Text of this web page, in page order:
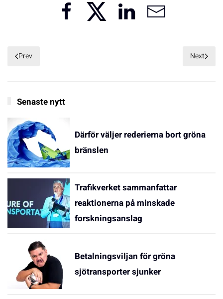
Prev Next
Senaste nytt
Därför väljer rederierna bort gröna
bränslen
Trafikverket sammanfattar
reaktionerna på minskade
forskningsanslag
Betalningsviljan för gröna
sjötransporter sjunker